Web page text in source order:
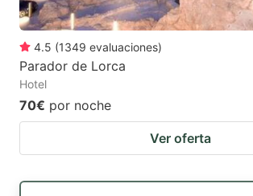
4.5 (1349 evaluaciones)
Parador de Lorca
Hotel
70€ por noche
Ver oferta